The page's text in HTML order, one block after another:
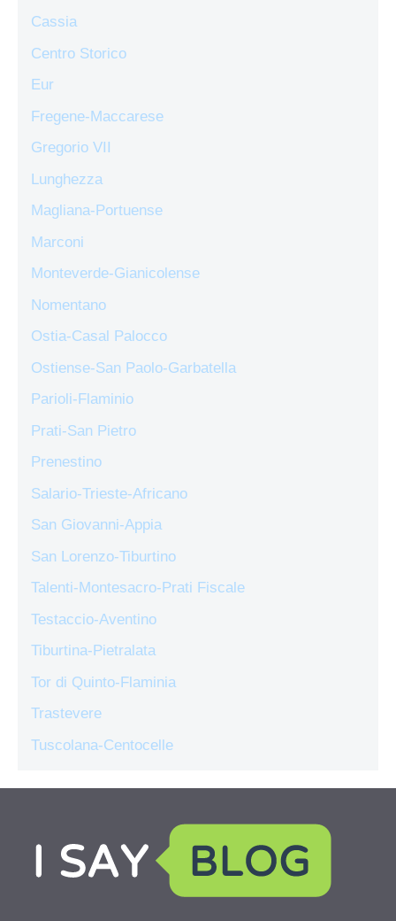
Cassia
Centro Storico
Eur
Fregene-Maccarese
Gregorio VII
Lunghezza
Magliana-Portuense
Marconi
Monteverde-Gianicolense
Nomentano
Ostia-Casal Palocco
Ostiense-San Paolo-Garbatella
Parioli-Flaminio
Prati-San Pietro
Prenestino
Salario-Trieste-Africano
San Giovanni-Appia
San Lorenzo-Tiburtino
Talenti-Montesacro-Prati Fiscale
Testaccio-Aventino
Tiburtina-Pietralata
Tor di Quinto-Flaminia
Trastevere
Tuscolana-Centocelle